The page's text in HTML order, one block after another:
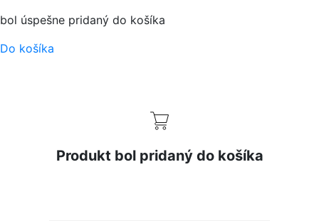
bol úspešne pridaný do košíka
Do košíka
Produkt bol pridaný do košíka